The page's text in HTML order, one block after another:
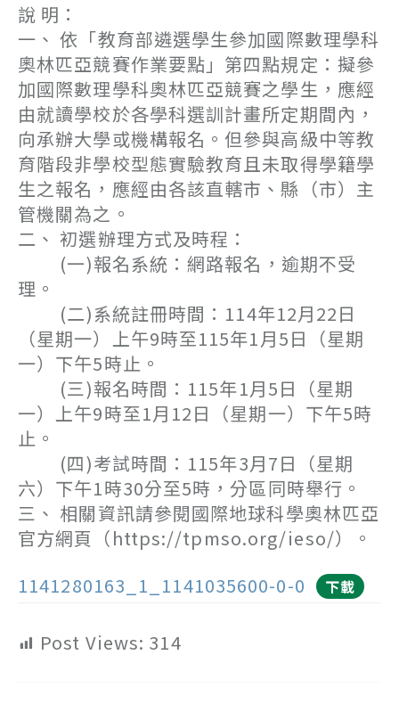
說 明：
一、 依「教育部遴選學生參加國際數理學科
奧林匹亞競賽作業要點」第四點規定：擬參
加國際數理學科奧林匹亞競賽之學生，應經
由就讀學校於各學科選訓計畫所定期間內，
向承辦大學或機構報名。但參與高級中等教
育階段非學校型態實驗教育且未取得學籍學
生之報名，應經由各該直轄市、縣（市）主
管機關為之。
二、 初選辦理方式及時程：
(一)報名系統：網路報名，逾期不受
理。
(二)系統註冊時間：114年12月22日
（星期一）上午9時至115年1月5日（星期
一）下午5時止。
(三)報名時間：115年1月5日（星期
一）上午9時至1月12日（星期一）下午5時
止。
(四)考試時間：115年3月7日（星期
六）下午1時30分至5時，分區同時舉行。
三、 相關資訊請參閱國際地球科學奧林匹亞
官方網頁（https://tpmso.org/ieso/）。
1141280163_1_1141035600-0-0
下載
Post Views: 314